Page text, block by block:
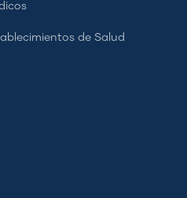
de Salud